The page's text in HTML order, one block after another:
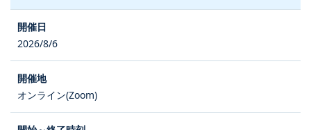
2026/8/6
オンライン(Zoom)